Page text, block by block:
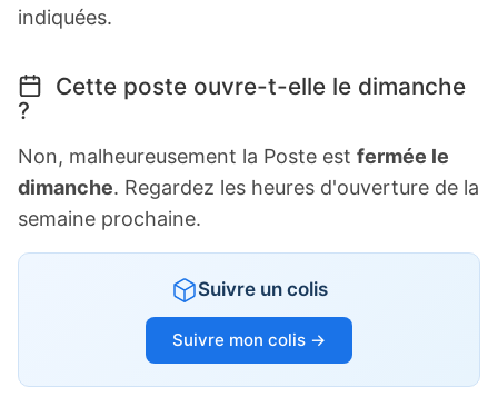
indiquées.
Cette poste ouvre-t-elle le dimanche
?
Non, malheureusement la Poste est fermée le
dimanche. Regardez les heures d'ouverture de la
semaine prochaine.
Suivre un colis
Suivre mon colis →